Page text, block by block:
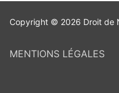
Copyright © 2026 Droit de
MENTIONS LÉGALES